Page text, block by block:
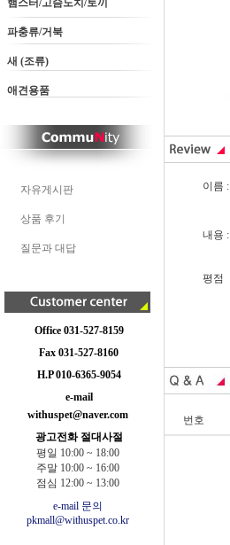
햄스터/고슴도치/토끼
파충류/거북
새 (조류)
애견용품
자유게시판
상품 후기
질문과 대답
Office 031-527-8159
Fax 031-527-8160
H.P 010-6365-9054
e-mail
withuspet@naver.com
광고전화 절대사절
평일 10:00 ~ 18:00
주말 10:00 ~ 16:00
점심 12:00 ~ 13:00
e-mail 문의
pkmall@withuspet.co.kr
이름 :
내용 :
평점
번호